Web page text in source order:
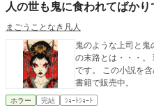
人の世も鬼に食われてばかり
まごうことなき凡人
鬼のような上司と
の末路とは・・・。
です。 この小説を含めて10作を収録したホラー短編集を電子
書籍で販売中。
ホラー 完結 ｼｮｰﾄｼｮｰﾄ